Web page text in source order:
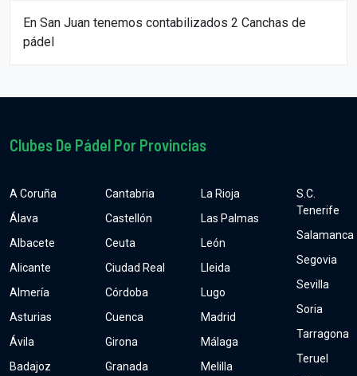
En San Juan tenemos contabilizados 2 Canchas de
pádel
Clubes De Pádel Por Provincias
A Coruña
Álava
Albacete
Alicante
Almería
Asturias
Ávila
Badajoz
Cantabria
Castellón
Ceuta
Ciudad Real
Córdoba
Cuenca
Girona
Granada
La Rioja
Las Palmas
León
Lleida
Lugo
Madrid
Málaga
Melilla
S.C.
Tenerife
Salamanca
Segovia
Sevilla
Soria
Tarragona
Teruel